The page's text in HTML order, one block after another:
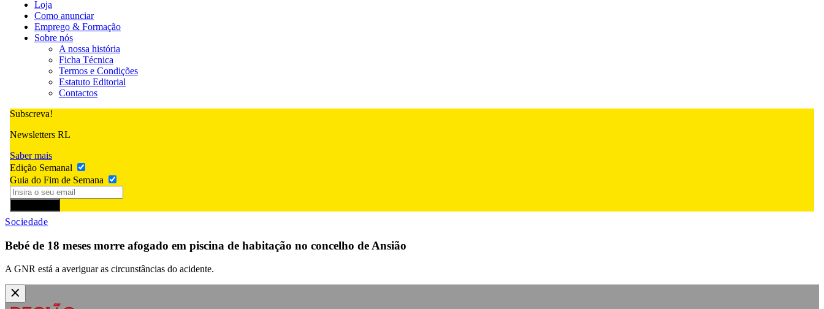
Loja
Como anunciar
Emprego & Formação
Sobre nós
A nossa história
Ficha Técnica
Termos e Condições
Estatuto Editorial
Contactos
Subscreva!
Newsletters RL
Saber mais
Edição Semanal
Guia do Fim de Semana
Sociedade
Bebé de 18 meses morre afogado em piscina de habitação no concelho de Ansião
A GNR está a averiguar as circunstâncias do acidente.